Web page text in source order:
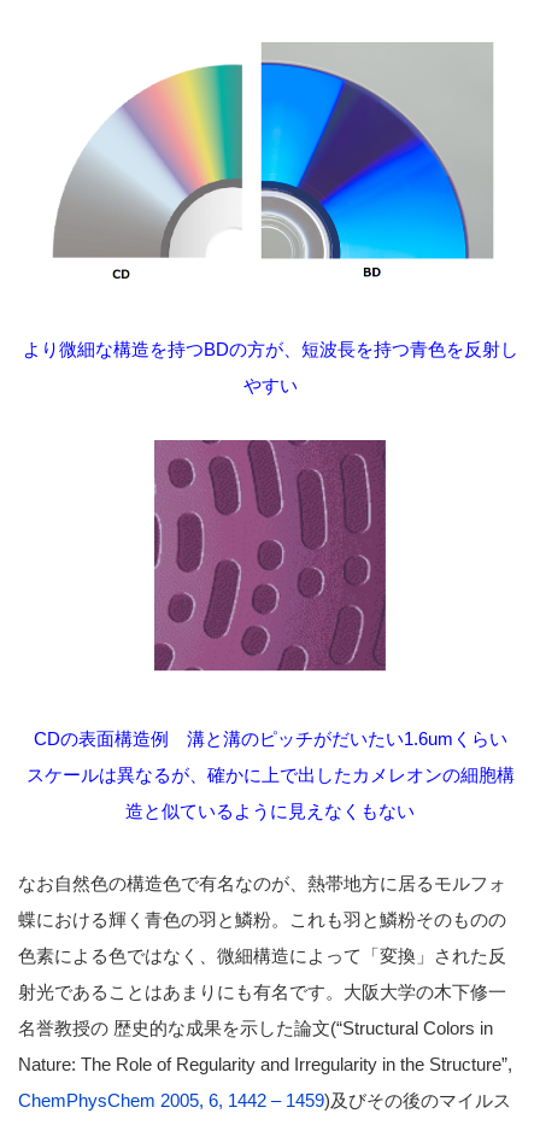
より微細な構造を持つBDの方が、短波長を持つ青色を反射し
やすい
CDの表面構造例 溝と溝のピッチがだいたい1.6umくらい
スケールは異なるが、確かに上で出したカメレオンの細胞構
造と似ているように見えなくもない
なお自然色の構造色で有名なのが、熱帯地方に居るモルフォ
蝶における輝く青色の羽と鱗粉。これも羽と鱗粉そのものの
色素による色ではなく、微細構造によって「変換」された反
射光であることはあまりにも有名です。大阪大学の木下修一
名誉教授の 歴史的な成果を示した論文(“Structural Colors in
Nature: The Role of Regularity and Irregularity in the Structure”,
ChemPhysChem 2005, 6, 1442 – 1459)及びその後のマイルス